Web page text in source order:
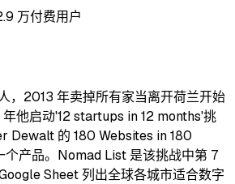
万付费用户
，2013 年卖掉所有家当离开荷兰开始
他启动'12 startups in 12 months'挑
Dewalt 的 180 Websites in 180
个产品。Nomad List 是该挑战中第 7
Sheet 列出全球各城市适合数字